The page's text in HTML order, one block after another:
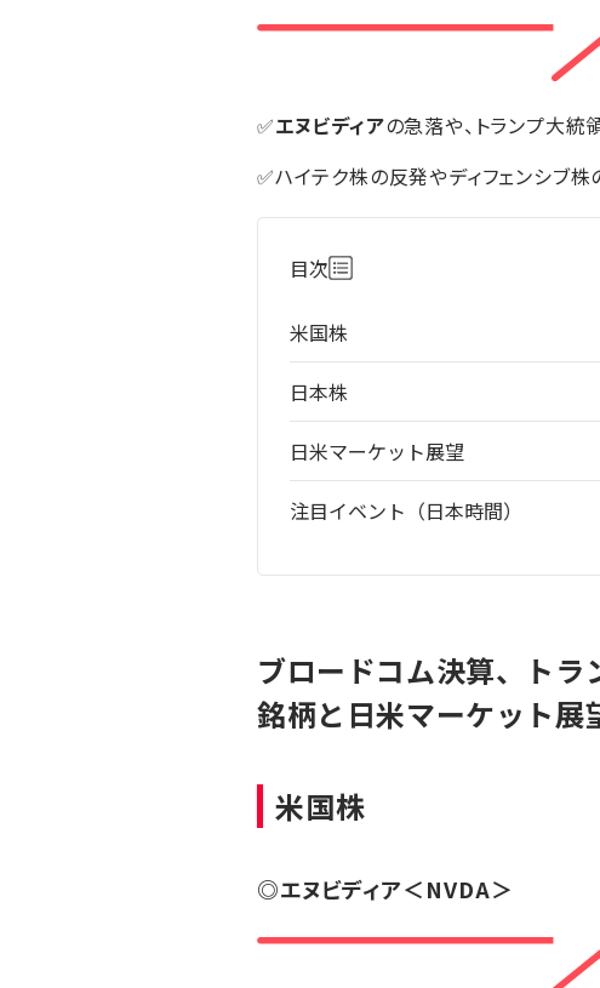
✅エヌビディアの急落や、トランプ大
✅ハイテク株の反発やディフェンシブ
目次
米国株
日本株
日米マーケット展望
注目イベント（日本時間）
ブロードコム決算、トラ
銘柄と日米マーケット展
米国株
◎エヌビディア＜NVDA＞